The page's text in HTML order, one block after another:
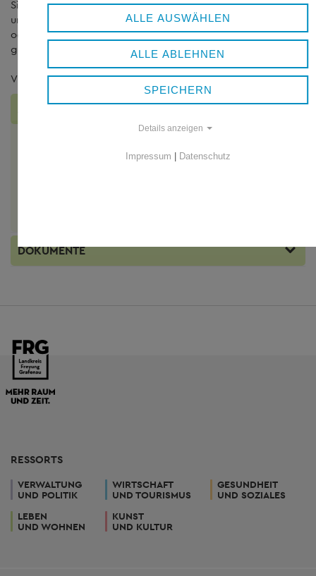
Sie möchten die Schule in Loosiririmi mit einerSpende
unterstützen? Oder selbst eine Sammelaktion, eine Tombola
oder ein Fest zu Gunsten Schule veranstalten? Kommen Sie
gerne auf uns zu.
Vielen Dank für Ihre Unterstützung!
ANSPRECHPARTNER
DOKUMENTE
RESSORTS
VERWALTUNG
UND POLITIK
WIRTSCHAFT
UND TOURISMUS
GESUNDHEIT
UND SOZIALES
LEBEN
UND WOHNEN
KUNST
UND KULTUR
ALLE AUSWÄHLEN
ALLE ABLEHNEN
SPEICHERN
Details anzeigen
Impressum | Datenschutz